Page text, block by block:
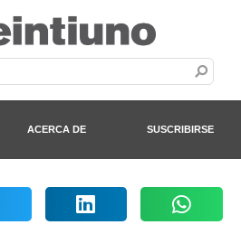
ACERCA DE SUSCRIBIRSE